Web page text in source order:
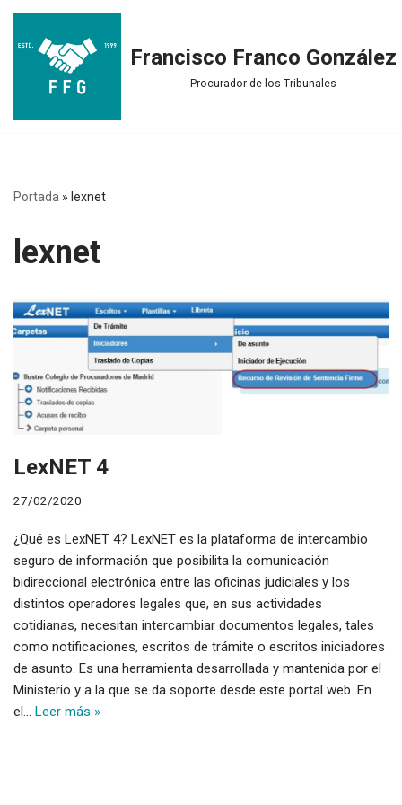
Saltar
contenido
Francisco Franco González
Procurador de los Tribunales
Portada » lexnet
lexnet
LexNET 4
27/02/2020
¿Qué es LexNET 4? LexNET es la plataforma de intercambio
seguro de información que posibilita la comunicación
bidireccional electrónica entre las oficinas judiciales y los
distintos operadores legales que, en sus actividades
cotidianas, necesitan intercambiar documentos legales, tales
como notificaciones, escritos de trámite o escritos iniciadores
de asunto. Es una herramienta desarrollada y mantenida por el
Ministerio y a la que se da soporte desde este portal web. En
el… Leer más »